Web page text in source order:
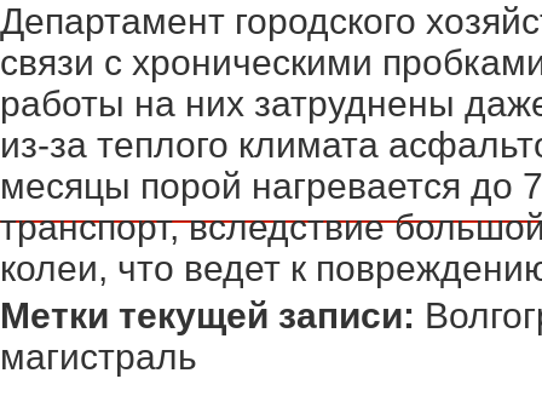
Департамент городского
связи с хроническими
работы на них затруднены
из-за теплого климата
месяцы порой нагревается до
транспорт, вследствие
колеи, что ведет к
Метки текущей записи:
магистраль